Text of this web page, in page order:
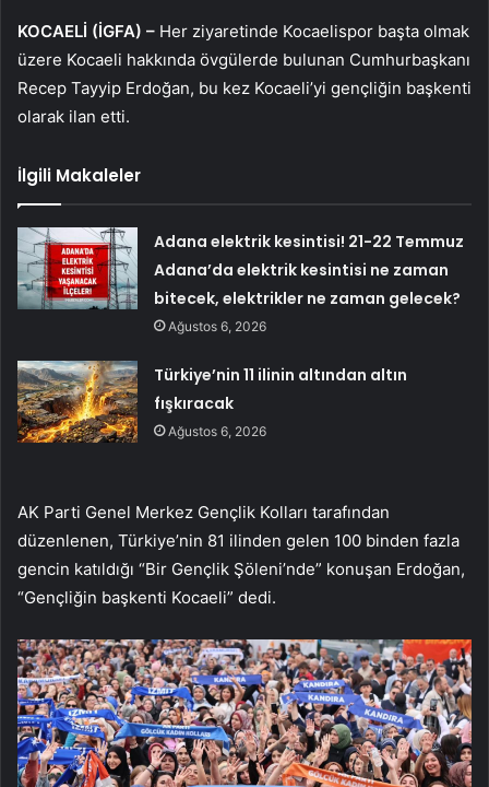
KOCAELİ (İGFA) – Her ziyaretinde Kocaelispor başta olmak
üzere Kocaeli hakkında övgülerde bulunan Cumhurbaşkanı
Recep Tayyip Erdoğan, bu kez Kocaeli’yi gençliğin başkenti
olarak ilan etti.
İlgili Makaleler
Adana elektrik kesintisi! 21-22 Temmuz
Adana’da elektrik kesintisi ne zaman
bitecek, elektrikler ne zaman gelecek?
Ağustos 6, 2026
Türkiye’nin 11 ilinin altından altın
fışkıracak
Ağustos 6, 2026
AK Parti Genel Merkez Gençlik Kolları tarafından
düzenlenen, Türkiye’nin 81 ilinden gelen 100 binden fazla
gencin katıldığı “Bir Gençlik Şöleni’nde” konuşan Erdoğan,
“Gençliğin başkenti Kocaeli” dedi.